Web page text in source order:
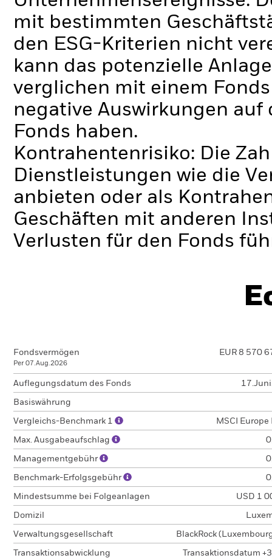
mit bestimmten
den ESG-Kriterien nicht
kann das potenzielle
verglichen mit einem
negative Auswirkungen
Fonds haben.
Kontrahentenrisiko: Die
Dienstleistungen wie die
anbieten oder als
Geschäften mit anderen
Verlusten für den Fonds
Fondsvermögen
Per 07.Aug.2026
EUR 8 570
Auflegungsdatum des Fonds
Basiswährung
Vergleichs-Benchmark 1 MSCI Europe
Max. Ausgabeaufschlag
Managementgebühr
Benchmark-Erfolgsgebühr
Mindestsumme bei Folgeanlagen USD 1
Domizil
Verwaltungsgesellschaft BlackRock
Transaktionsabwicklung Transaktionsdatum